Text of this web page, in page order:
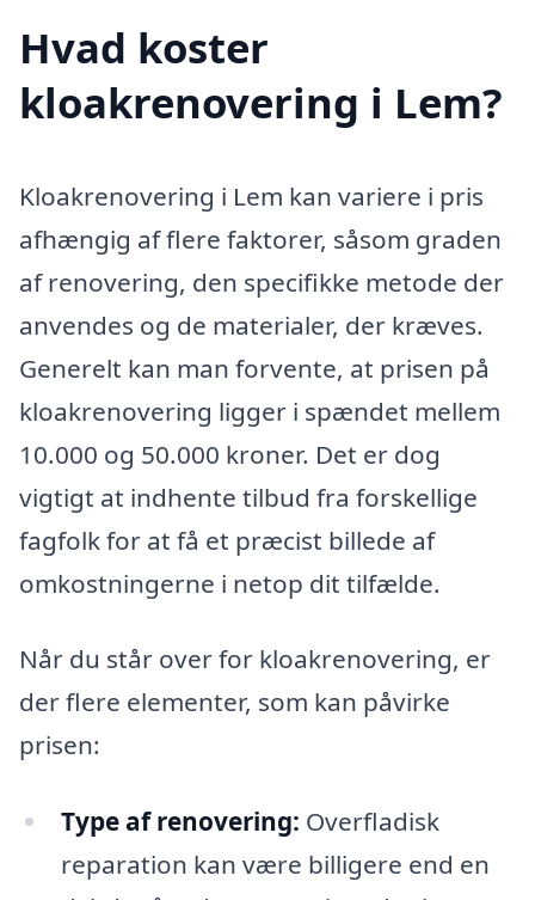
Hvad koster
kloakrenovering i Lem?
Kloakrenovering i Lem kan variere i pris
afhængig af flere faktorer, såsom graden
af renovering, den specifikke metode der
anvendes og de materialer, der kræves.
Generelt kan man forvente, at prisen på
kloakrenovering ligger i spændet mellem
10.000 og 50.000 kroner. Det er dog
vigtigt at indhente tilbud fra forskellige
fagfolk for at få et præcist billede af
omkostningerne i netop dit tilfælde.
Når du står over for kloakrenovering, er
der flere elementer, som kan påvirke
prisen:
Type af renovering: Overfladisk
reparation kan være billigere end en